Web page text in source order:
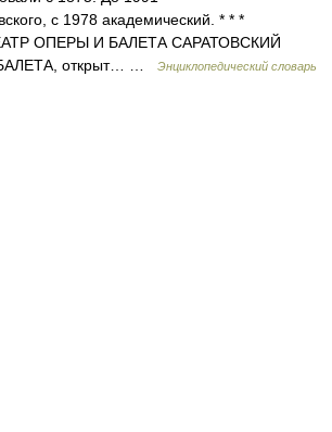
с 1978 академический. * * *
ОПЕРЫ И БАЛЕТА САРАТОВСКИЙ
открыт… …
Энциклопедический словарь